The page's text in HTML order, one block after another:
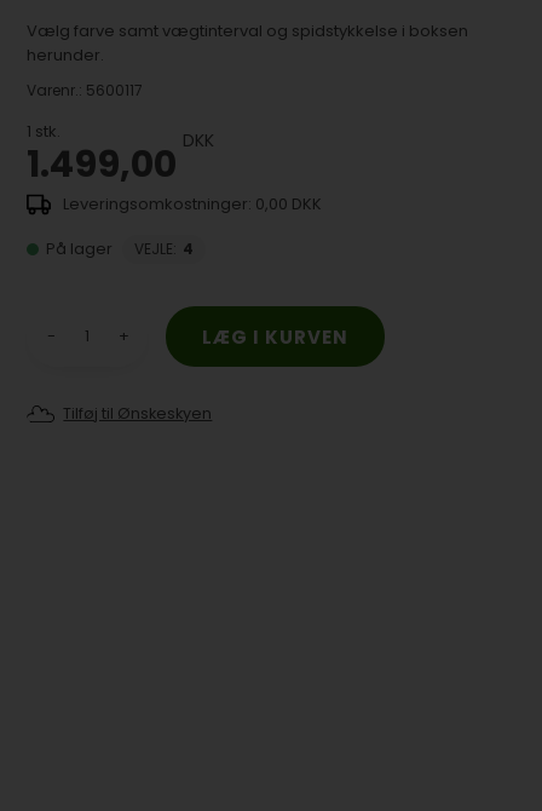
Vælg farve samt vægtinterval og spidstykkelse i boksen
herunder.
Varenr.: 5600117
1 stk.
1.499,00 DKK
0,00 DKK
På lager
VEJLE: 4
- +
Tilføj til Ønskeskyen